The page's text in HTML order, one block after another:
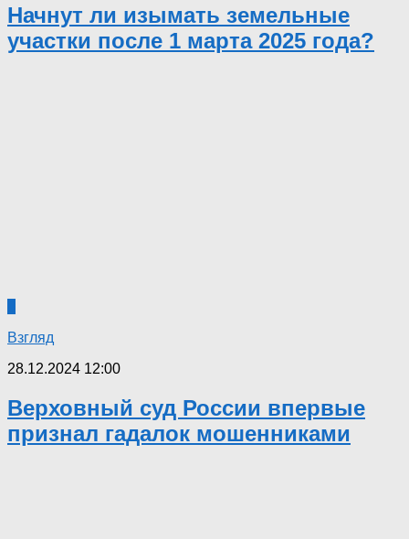
Начнут ли изымать земельные
участки после 1 марта 2025 года?
Взгляд
28.12.2024 12:00
Верховный суд России впервые
признал гадалок мошенниками